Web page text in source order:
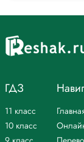
ГДЗ
11 класс
10 класс